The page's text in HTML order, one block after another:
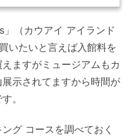
（カウアイ アイランド
いたいと言えば入館料を
ますがミュージアムもカ
示されてますから時間が
。
グ コースを調べておく